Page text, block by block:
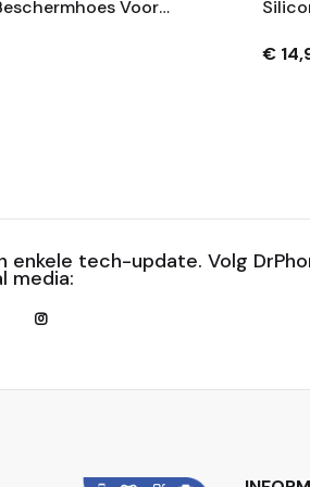
Voor
X Mark III – Extra
€
enkele tech-update. Volg
media: